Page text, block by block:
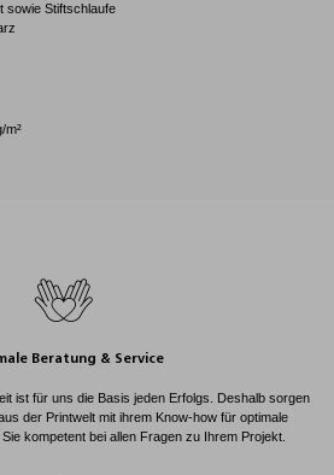
sowie Stiftschlaufe
m²
Beratung & Service
ist für uns die Basis jeden Erfolgs. Deshalb sorgen
der Printwelt mit ihrem Know-how für optimale
kompetent bei allen Fragen zu Ihrem Projekt.